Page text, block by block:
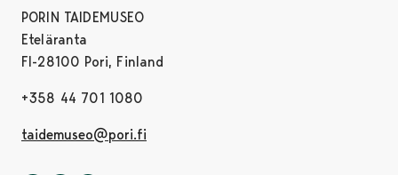
PORIN TAIDEMUSEO
Eteläranta
FI-28100 Pori, Finland
+358 44 701 1080
taidemuseo@pori.fi